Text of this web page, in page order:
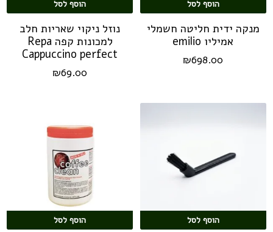
הוסף לסל
מנקה ידית חליטה חשמלי
אמיליו emilio
₪698.00
הוסף לסל
נוזל ניקוי שאריות חלב
למכונות קפה Repa
Cappuccino perfect
₪69.00
הוסף לסל הוסף לסל